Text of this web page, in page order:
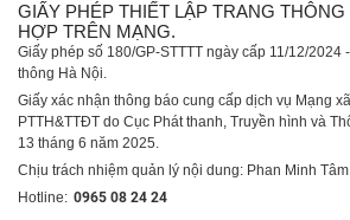
GIẤY PHÉP THIẾT LẬP TRANG
HỢP TRÊN MẠNG.
Giấy phép số 180/GP-STTTT ngày cấp 11/12/2024
thông Hà Nội.
Giấy xác nhận thông báo cung cấp dịch vụ Mạng
PTTH&TTĐT do Cục Phát thanh, Truyền hình và
13 tháng 6 năm 2025.
Chịu trách nhiệm quản lý nội dung: Phan Minh
Hotline: 0965 08 24 24